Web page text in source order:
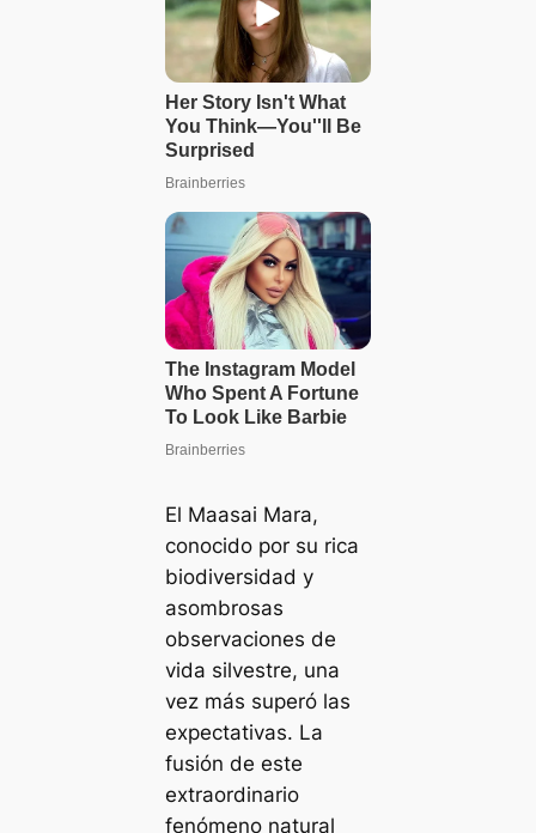
El Maasai Mara,
conocido por su rica
biodiversidad y
asombrosas
observaciones de
vida silvestre, una
vez más superó las
expectativas. La
fusión de este
extraordinario
fenómeno natural